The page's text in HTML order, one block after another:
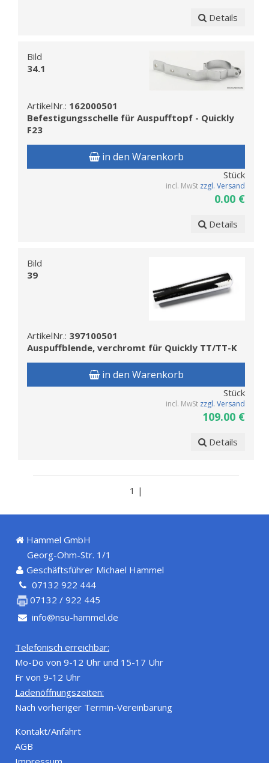
Details
Bild
34.1
ArtikelNr.: 162000501
Befestigungsschelle für Auspufftopf - Quickly
F23
in den Warenkorb
Stück
incl. MwSt zzgl. Versand
0.00 €
Details
Bild
39
ArtikelNr.: 397100501
Auspuffblende, verchromt für Quickly TT/TT-K
in den Warenkorb
Stück
incl. MwSt zzgl. Versand
109.00 €
Details
1 |
Hammel GmbH
Georg-Ohm-Str. 1/1
Geschäftsführer Michael Hammel
07132 922 444
07132 / 922 445
info@nsu-hammel.de
Telefonisch erreichbar:
Mo-Do von 9-12 Uhr und 15-17 Uhr
Fr von 9-12 Uhr
Ladenöffnungszeiten:
Nach vorheriger Termin-Vereinbarung
Kontakt/Anfahrt
AGB